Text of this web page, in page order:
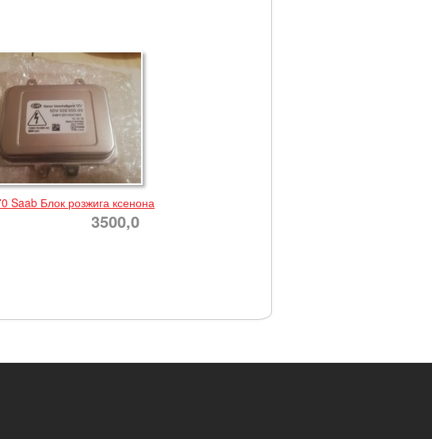
Saab Блок розжига ксенона
3500,0